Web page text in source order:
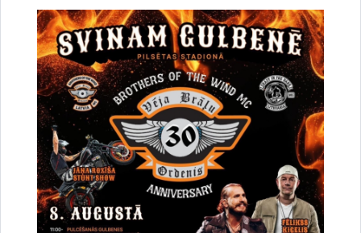
Skolas iela 5/7
Lejupielādēt:
Atkritumu šķirošanas ceļvedis
Saistītas tēmas
Aktualitātes: Atkritumu apsaimniekošana